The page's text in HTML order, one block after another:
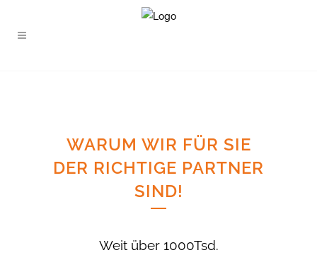
WARUM WIR FÜR SIE
DER RICHTIGE PARTNER
SIND!
Weit über 1000Tsd.